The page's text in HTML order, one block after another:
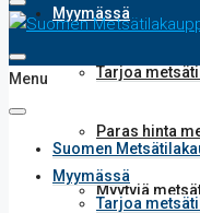
Myymässä
Tarjoa
Paras hinta
Myytyjä
Menu
Suomen
Myymässä
Tarjoa